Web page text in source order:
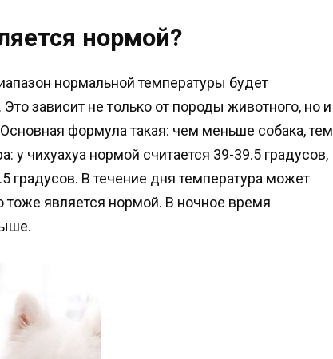
нормой?
нормальной температуры будет
зависит не только от породы животного, но и
формула такая: чем меньше собака, тем
чихуахуа нормой считается 39-39.5 градусов,
градусов. В течение дня температура может
тоже является нормой. В ночное время